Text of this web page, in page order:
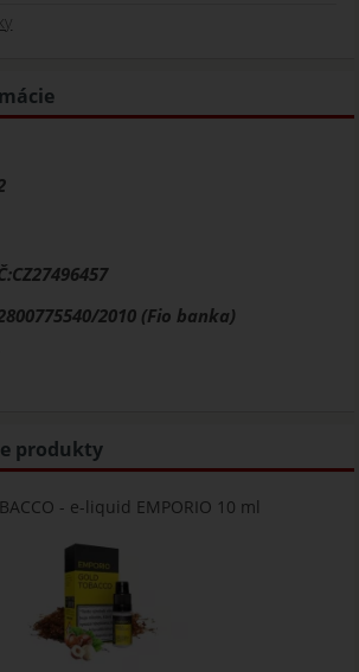
2010 (Fio banka)
produkty
- e-liquid EMPORIO 10 ml